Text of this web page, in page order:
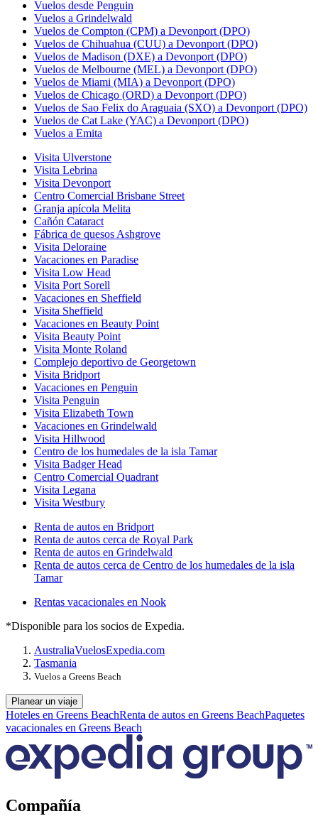
Vuelos desde Penguin
Vuelos a Grindelwald
Vuelos de Compton (CPM) a Devonport (DPO)
Vuelos de Chihuahua (CUU) a Devonport (DPO)
Vuelos de Madison (DXE) a Devonport (DPO)
Vuelos de Melbourne (MEL) a Devonport (DPO)
Vuelos de Miami (MIA) a Devonport (DPO)
Vuelos de Chicago (ORD) a Devonport (DPO)
Vuelos de Sao Felix do Araguaia (SXO) a Devonport (DPO)
Vuelos de Cat Lake (YAC) a Devonport (DPO)
Vuelos a Emita
Visita Ulverstone
Visita Lebrina
Visita Devonport
Centro Comercial Brisbane Street
Granja apícola Melita
Cañón Cataract
Fábrica de quesos Ashgrove
Visita Deloraine
Vacaciones en Paradise
Visita Low Head
Visita Port Sorell
Vacaciones en Sheffield
Visita Sheffield
Vacaciones en Beauty Point
Visita Beauty Point
Visita Monte Roland
Complejo deportivo de Georgetown
Visita Bridport
Vacaciones en Penguin
Visita Penguin
Visita Elizabeth Town
Vacaciones en Grindelwald
Visita Hillwood
Centro de los humedales de la isla Tamar
Visita Badger Head
Centro Comercial Quadrant
Visita Legana
Visita Westbury
Renta de autos en Bridport
Renta de autos cerca de Royal Park
Renta de autos en Grindelwald
Renta de autos cerca de Centro de los humedales de la isla
Tamar
Rentas vacacionales en Nook
*Disponible para los socios de Expedia.
AustraliaVuelosExpedia.com
Tasmania
Vuelos a Greens Beach
Planear un viaje
Hoteles en Greens BeachRenta de autos en Greens BeachPaquetes
vacacionales en Greens Beach
Compañía